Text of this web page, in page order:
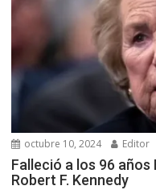
octubre 10, 2024 Editor
Falleció a los 96 años
Robert F. Kennedy